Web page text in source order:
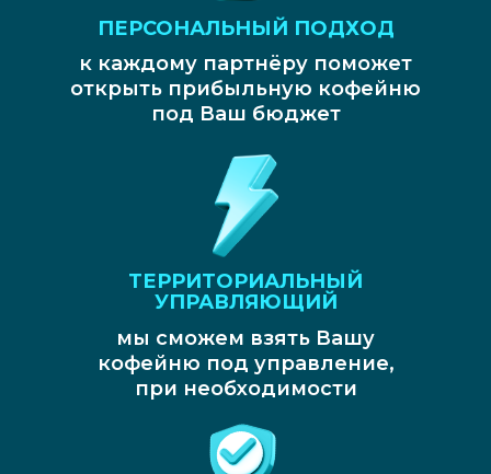
ТЕРРИТОРИАЛЬНЫЙ
УПРАВЛЯЮЩИЙ
мы сможем взять Вашу
кофейню под управление,
при необходимости
к каждому партнёру поможет
открыть прибыльную кофейню
под Ваш бюджет
ПЕРСОНАЛЬНЫЙ ПОДХОД
ОСТАВИТЬ ЗАЯВКУ